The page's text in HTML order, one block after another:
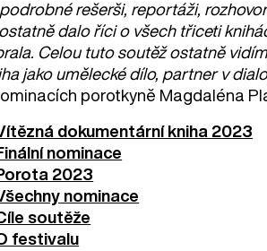
rešerši, reportáži,
dalo říci o všech třiceti
Celou tuto soutěž ostatně
jako umělecké dílo, partner v
porotkyně Magdaléna
dokumentární kniha 2023
nominace
2023
nominace
soutěže
festivalu